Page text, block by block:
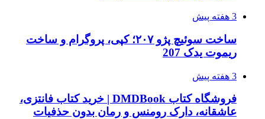
3 هفته پیش
ساخت سوئیچ پژو ۲۰۷؛ کپی، پروگرام و ساخت
ریموت یدک 207
3 هفته پیش
فروشگاه کتاب DMDBook | خرید کتاب فانتزی،
عاشقانه، دارک رومنس و رمان بدون حذفیات